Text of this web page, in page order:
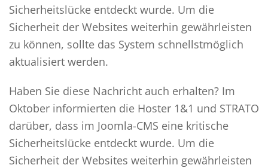
Sicherheitslücke entdeckt wurde. Um die
Sicherheit der Websites weiterhin gewährleisten
zu können, sollte das System schnellstmöglich
aktualisiert werden.
Haben Sie diese Nachricht auch erhalten? Im
Oktober informierten die Hoster 1&1 und STRATO
darüber, dass im Joomla-CMS eine kritische
Sicherheitslücke entdeckt wurde. Um die
Sicherheit der Websites weiterhin gewährleisten